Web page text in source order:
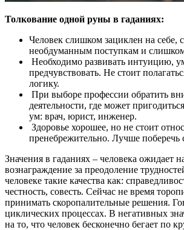
Толкование одной руны в гаданиях:
Человек слишком зациклен на себе,
необдуманным поступкам и слишком
Необходимо развивать интуицию,
предчувствовать. Не стоит
логику.
При выборе профессии обратить
деятельности, где может
ум: врач, юрист, инженер.
Здоровье хорошее, но не стоит
пренебрежительно. Лучше поберечь
Значения в гаданиях – человека ожидает
вознаграждение за преодоление
человеке такие качества как:
честность, совесть. Сейчас не время
принимать скоропалительные решения.
циклических процессах. В негативных
на то, что человек бесконечно бегает по